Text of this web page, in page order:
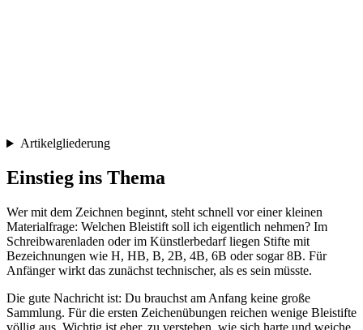
Artikelgliederung
Einstieg ins Thema
Wer mit dem Zeichnen beginnt, steht schnell vor einer kleinen
Materialfrage: Welchen Bleistift soll ich eigentlich nehmen? Im
Schreibwarenladen oder im Künstlerbedarf liegen Stifte mit
Bezeichnungen wie H, HB, B, 2B, 4B, 6B oder sogar 8B. Für
Anfänger wirkt das zunächst technischer, als es sein müsste.
Die gute Nachricht ist: Du brauchst am Anfang keine große
Sammlung. Für die ersten Zeichenübungen reichen wenige Bleistifte
völlig aus. Wichtig ist eher, zu verstehen, wie sich harte und weiche